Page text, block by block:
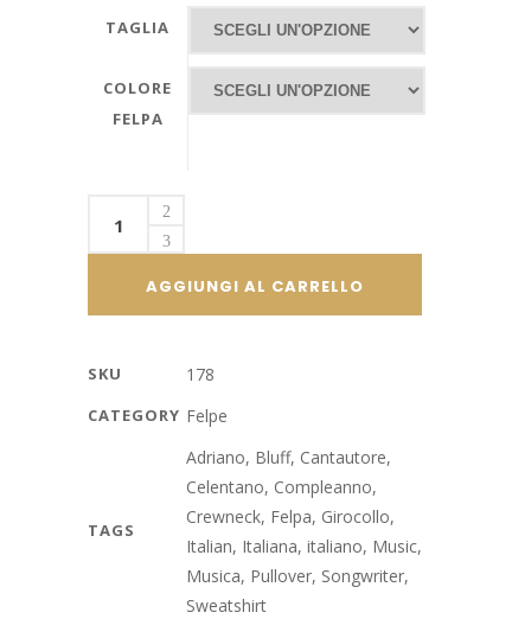
TAGLIA
COLORE
FELPA
Sweatshirt
Felpa
Adriano
quantity
AGGIUNGI AL CARRELLO
SKU 178
CATEGORY Felpe
TAGS
Adriano, Bluff, Cantautore,
Celentano, Compleanno,
Crewneck, Felpa, Girocollo,
Italian, Italiana, italiano, Music,
Musica, Pullover, Songwriter,
Sweatshirt